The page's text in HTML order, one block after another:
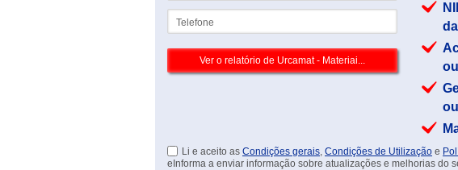
Li e aceito as Condições gerais, Condições de Utilização e
eInforma a enviar informação sobre atualizações e melhorias do